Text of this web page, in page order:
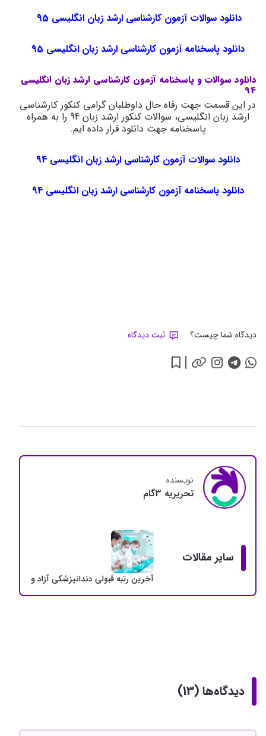
دانلود سوالات آزمون کارشناسی ارشد زبان انگلیسی 95
دانلود پاسخنامه آزمون کارشناسی ارشد زبان انگلیسی 95
دانلود سوالات و پاسخنامه آزمون کارشناسی ارشد زبان انگلیسی
94
در این قسمت جهت رفاه حال داوطلبان گرامی کنکور کارشناسی
ارشد زبان انگلیسی، سوالات کنکور ارشد زبان 94 را به همراه
پاسخنامه جهت دانلود قرار داده ایم.
دانلود سوالات آزمون کارشناسی ارشد زبان انگلیسی 94
دانلود پاسخنامه آزمون کارشناسی ارشد زبانانگلیسی 94
دیدگاه شما چیست؟ ثبت دیدگاه
نویسنده
تحريريه 3گام
سایر مقالات
آخرین رتبه قبولی دندانپزشکی آزاد و دولتی +
دیدگاه‌ها (13)